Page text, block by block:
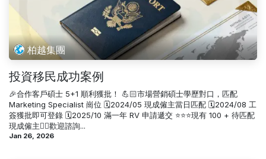
柏越集團
投資移民成功案例
🎉合作客戶碩士 5+1 順利獲批！ 💪🏻市場營銷碩士學歷對口，匹配
Marketing Specialist 崗位 🗓️2024/05 現成僱主當日匹配 🗓️2024/08 工
簽獲批即可登錄 🗓️2025/10 滿一年 RV 申請遞交 ⭐⭐⭐現有 100 + 待匹配
現成僱主✌🏻歡迎諮詢...
Jan 26, 2026